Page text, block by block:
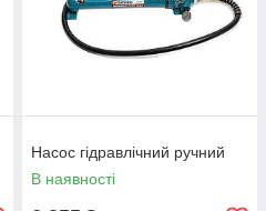
Насос гідравлічний ручний
В наявності